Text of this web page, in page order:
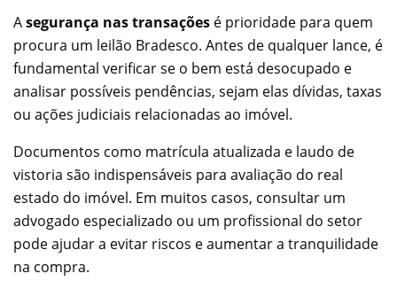
Asegurança nas transações é prioridade para quem
procura um leilão Bradesco. Antes de qualquer lance, é
fundamental verificar se o bem está desocupado e
analisar possíveis pendências, sejam elas dívidas, taxas
ou ações judiciais relacionadas ao imóvel.
Documentos como matrícula atualizada e laudo de
vistoria são indispensáveis para avaliação do real
estado do imóvel. Em muitos casos, consultar um
advogado especializado ou um profissional do setor
pode ajudar a evitar riscos e aumentar a tranquilidade
na compra.